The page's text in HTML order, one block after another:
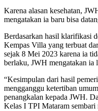
Karena alasan kesehatan,
mengatakan ia baru bisa
Berdasarkan hasil klarifikasi
Kempas Villa yang terbuat
sejak 8 Mei 2023 karena ia
berlaku, JWH mengatakan ia
“Kesimpulan dari hasil
mengganggu ketertiban
penangkalan kepada JWH.
Kelas I TPI Mataram